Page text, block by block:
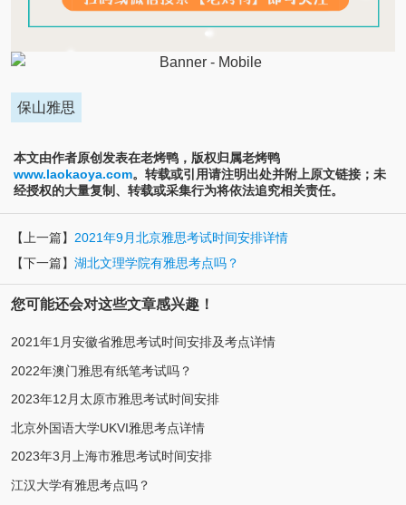
保山雅思
本文由作者原创发表在老烤鸭，版权归属老烤鸭
www.laokaoya.com。转载或引用请注明出处并附上原文链接；未
经授权的大量复制、转载或采集行为将依法追究相关责任。
【上一篇】 2021年9月北京雅思考试时间安排详情
【下一篇】 湖北文理学院有雅思考点吗？
您可能还会对这些文章感兴趣！
2021年1月安徽省雅思考试时间安排及考点详情
2022年澳门雅思有纸笔考试吗？
2023年12月太原市雅思考试时间安排
北京外国语大学UKVI雅思考点详情
2023年3月上海市雅思考试时间安排
江汉大学有雅思考点吗？